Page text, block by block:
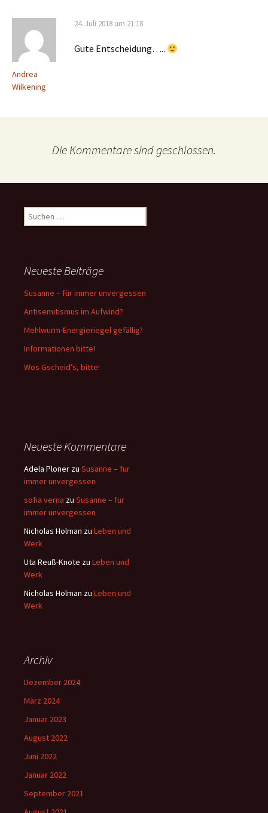
Andrea
Wilkening
24. Juli 2018 um 21:18
Gute Entscheidung…..
Die Kommentare sind geschlossen.
Suchen
nach:
Neueste Beiträge
Susanne – für immer unvergessen
Antisemitismus im Aufwind?
Mehlwurm-Energieriegel gefällig?
Informationen bitte!
Wos Gscheid’s, bitte!
Neueste Kommentare
Adela Ploner zu Susanne – für
immer unvergessen
sofia verna zu Susanne – für
immer unvergessen
Nicholas Holman zu Leben und
Werk
Uta Reuß-Knote zu Leben und
Werk
Nicholas Holman zu Leben und
Werk
Archiv
Dezember 2024
März 2024
Januar 2023
August 2022
Juni 2022
Januar 2022
September 2021